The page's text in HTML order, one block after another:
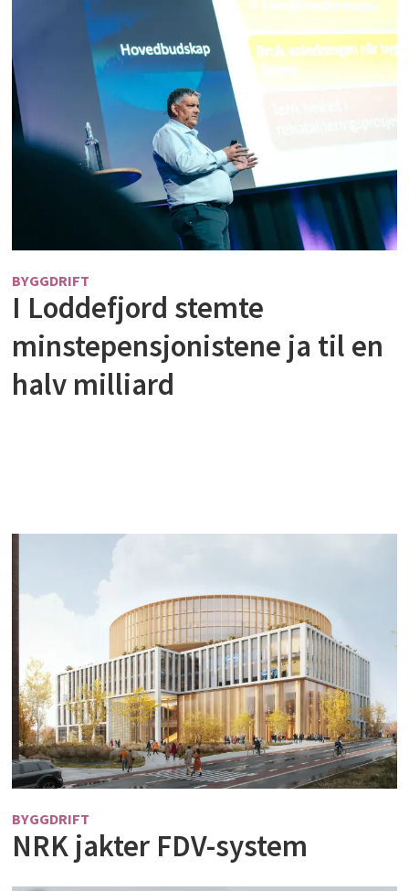
BYGGDRIFT
I Loddefjord stemte
minstepensjonistene ja til en
halv milliard
BYGGDRIFT
NRK jakter FDV-system